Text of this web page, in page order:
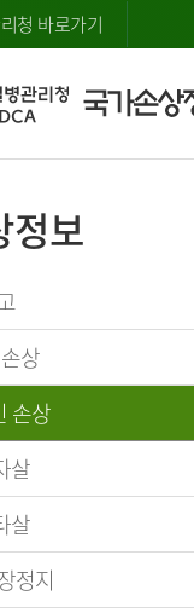
청 바로가기
정보
상
손상
살
살
정지